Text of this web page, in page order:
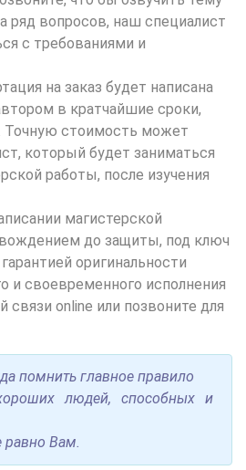
ряд вопросов, наш специалист
с требованиями и
на заказ будет написана
в кратчайшие сроки,
Точную стоимость может
который будет заниматься
работы, после изучения
магистерской
до защиты, под ключ
оригинальности
и своевременного исполнения
связи online или позвоните для
помнить главное правило
людей, способных и
равно Вам.